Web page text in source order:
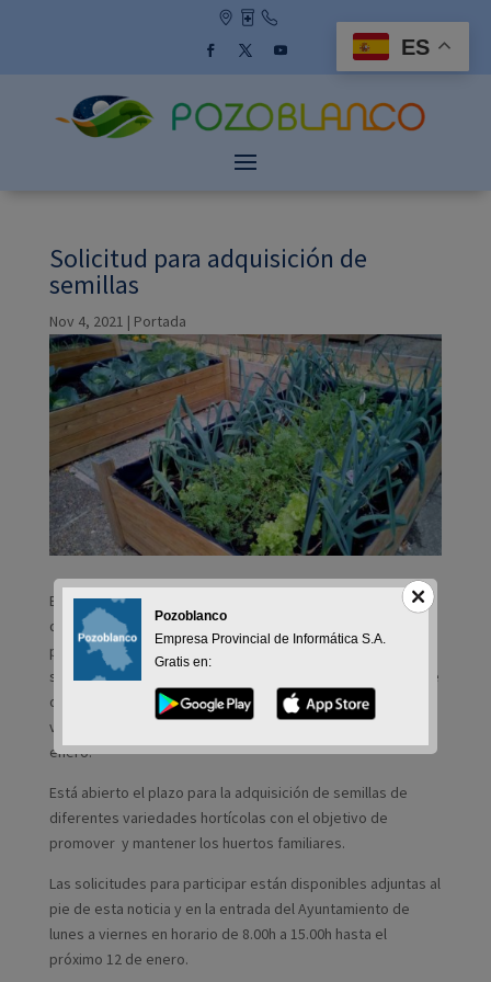
Solicitud para adquisición de
semillas
Nov 4, 2021 | Portada
Está abierto el plazo para la adquisición de semillas de
diferentes variedades hortícolas con el objetivo de
promover y mantener los huertos familiares. Las
solicitudes para participar están disponibles adjuntas al pie
de esta noticia y en la entrada del Ayuntamiento de lunes a
viernes en horario de 8.00h a 15.00h hasta el próximo 12 de
enero.
Está abierto el plazo para la adquisición de semillas de
diferentes variedades hortícolas con el objetivo de
promover y mantener los huertos familiares.
Las solicitudes para participar están disponibles adjuntas al
pie de esta noticia y en la entrada del Ayuntamiento de
lunes a viernes en horario de 8.00h a 15.00h hasta el
próximo 12 de enero.
ES
Pozoblanco
Empresa Provincial de Informática S.A.
Gratis en: